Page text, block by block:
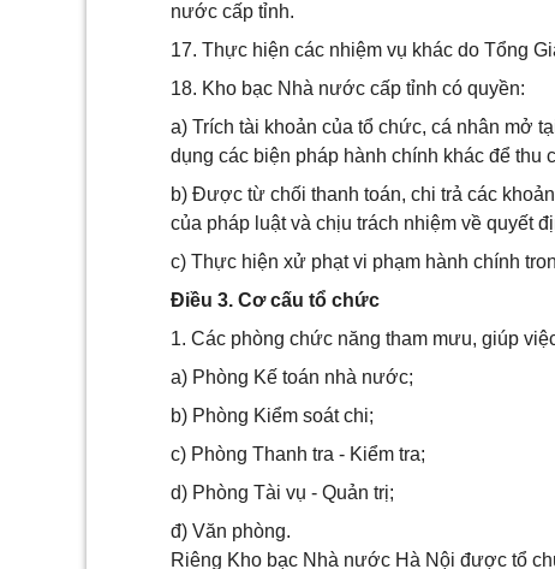
nước cấp tỉnh.
17. Thực hiện các nhiệm vụ khác do Tổng
18. Kho bạc Nhà nước cấp tỉnh có quyền:
a) Trích tài khoản của tổ chức, cá nhân mở
dụng các biện pháp hành chính khác để thu
b) Được từ chối thanh toán, chi trả các
của pháp luật và chịu trách nhiệm về quyết
c) Thực hiện xử phạt vi phạm hành chính
Điều 3. Cơ cấu tổ chức
1. Các phòng chức năng tham mưu, giúp
a) Phòng Kế toán nhà nước;
b) Phòng Kiểm soát chi;
c) Phòng Thanh tra - Kiểm tra;
d) Phòng Tài vụ - Quản trị;
đ) Văn phòng.
Riêng Kho bạc Nhà nước Hà Nội được tổ